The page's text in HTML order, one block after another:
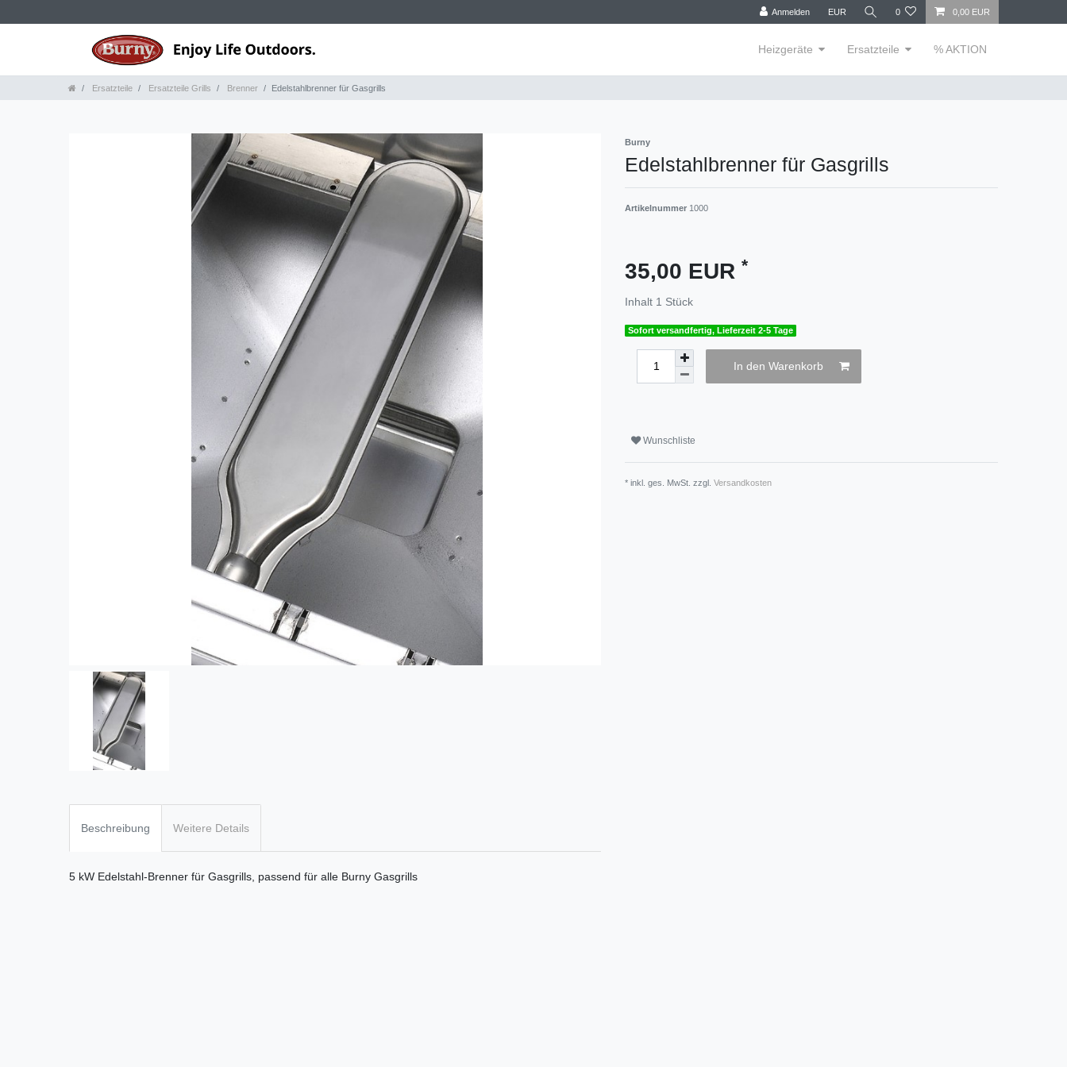
Anmelden EUR 0 0,00 EUR
Heizgeräte Ersatzteile % AKTION
Ersatzteile Ersatzteile Grills Brenner Edelstahlbrenner für Gasgrills
Burny
Edelstahlbrenner für Gasgrills
Artikelnummer 1000
35,00 EUR *
Inhalt 1 Stück
Sofort versandfertig, Lieferzeit 2-5 Tage
In den Warenkorb
Wunschliste
* inkl. ges. MwSt. zzgl. Versandkosten
Beschreibung Weitere Details
5 kW Edelstahl-Brenner für Gasgrills, passend für alle Burny Gasgrills